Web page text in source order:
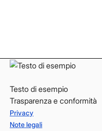
Testo di esempio
Trasparenza e conformità
Privacy
Note legali